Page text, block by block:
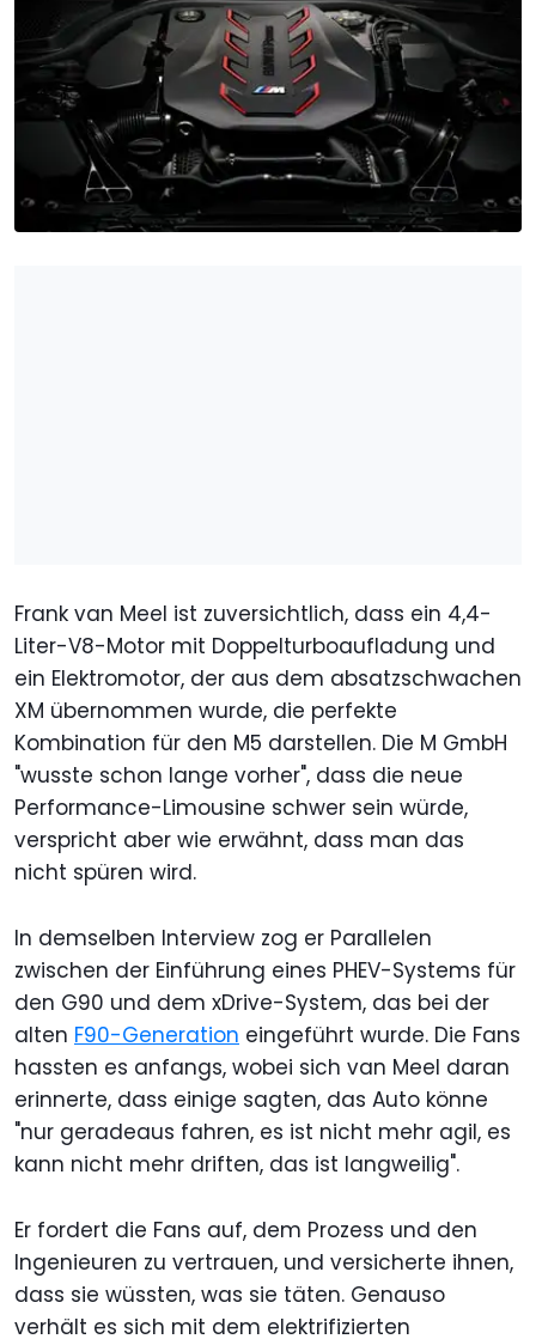
Frank van Meel ist zuversichtlich, dass ein 4,4-
Liter-V8-Motor mit Doppelturboaufladung und
ein Elektromotor, der aus dem absatzschwachen
XM übernommen wurde, die perfekte
Kombination für den M5 darstellen. Die M GmbH
"wusste schon lange vorher", dass die neue
Performance-Limousine schwer sein würde,
verspricht aber wie erwähnt, dass man das
nicht spüren wird.
In demselben Interview zog er Parallelen
zwischen der Einführung eines PHEV-Systems für
den G90 und dem xDrive-System, das bei der
alten F90-Generation eingeführt wurde. Die Fans
hassten es anfangs, wobei sich van Meel daran
erinnerte, dass einige sagten, das Auto könne
"nur geradeaus fahren, es ist nicht mehr agil, es
kann nicht mehr driften, das ist langweilig".
Er fordert die Fans auf, dem Prozess und den
Ingenieuren zu vertrauen, und versicherte ihnen,
dass sie wüssten, was sie täten. Genauso
verhält es sich mit dem elektrifizierten